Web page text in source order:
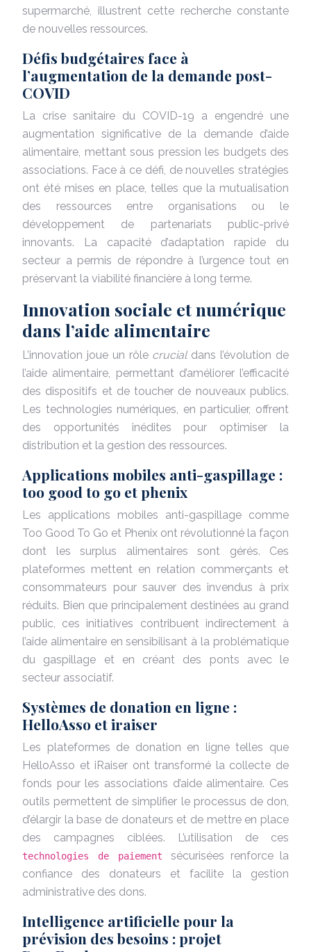
supermarché, illustrent cette recherche constante
de nouvelles ressources.
Défis budgétaires face à
l’augmentation de la demande post-
COVID
La crise sanitaire du COVID-19 a engendré une
augmentation significative de la demande d’aide
alimentaire, mettant sous pression les budgets des
associations. Face à ce défi, de nouvelles stratégies
ont été mises en place, telles que la mutualisation
des ressources entre organisations ou le
développement de partenariats public-privé
innovants. La capacité d’adaptation rapide du
secteur a permis de répondre à l’urgence tout en
préservant la viabilité financière à long terme.
Innovation sociale et numérique
dans l’aide alimentaire
L’innovation joue un rôle crucial dans l’évolution de
l’aide alimentaire, permettant d’améliorer l’efficacité
des dispositifs et de toucher de nouveaux publics.
Les technologies numériques, en particulier, offrent
des opportunités inédites pour optimiser la
distribution et la gestion des ressources.
Applications mobiles anti-gaspillage :
too good to go et phenix
Les applications mobiles anti-gaspillage comme
Too Good To Go et Phenix ont révolutionné la façon
dont les surplus alimentaires sont gérés. Ces
plateformes mettent en relation commerçants et
consommateurs pour sauver des invendus à prix
réduits. Bien que principalement destinées au grand
public, ces initiatives contribuent indirectement à
l’aide alimentaire en sensibilisant à la problématique
du gaspillage et en créant des ponts avec le
secteur associatif.
Systèmes de donation en ligne :
HelloAsso et iraiser
Les plateformes de donation en ligne telles que
HelloAsso et iRaiser ont transformé la collecte de
fonds pour les associations d’aide alimentaire. Ces
outils permettent de simplifier le processus de don,
d’élargir la base de donateurs et de mettre en place
des campagnes ciblées. L’utilisation de ces
technologies de paiementsécurisées renforce la
confiance des donateurs et facilite la gestion
administrative des dons.
Intelligence artificielle pour la
prévision des besoins : projet